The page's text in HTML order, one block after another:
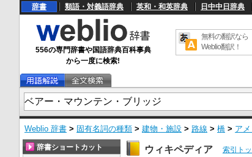
辞書 類語・対義語辞典 英和・和英辞典 日中中日辞典
556の専門辞書や国語辞典百科事典
から一度に検索!
無料の翻訳なら
Weblio翻訳！
Weblio 辞書 > 固有名詞の種類 > 建物・施設 > 路線 > 橋 > ア
ウィキペディア 索引ト
辞書ショートカット